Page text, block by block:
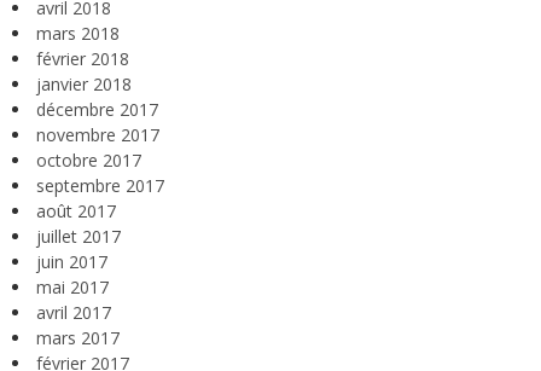
avril 2018
mars 2018
février 2018
janvier 2018
décembre 2017
novembre 2017
octobre 2017
septembre 2017
août 2017
juillet 2017
juin 2017
mai 2017
avril 2017
mars 2017
février 2017